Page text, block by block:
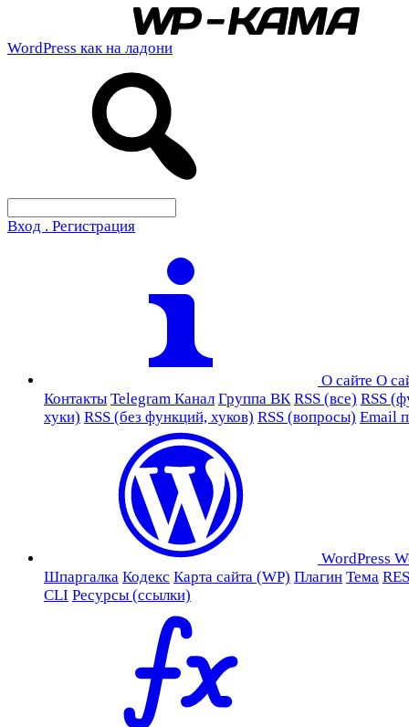
WordPress как на ладони
Вход . Регистрация
О сайте О
Контакты Telegram Канал Группа ВК RSS (все) RSS
хуки) RSS (без функций, хуков) RSS (вопросы) Email
WordPress
Шпаргалка Кодекс Карта сайта (WP) Плагин Тема
CLI Ресурсы (ссылки)